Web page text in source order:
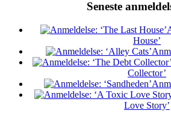
Seneste
House’
Collector’
Love Story’